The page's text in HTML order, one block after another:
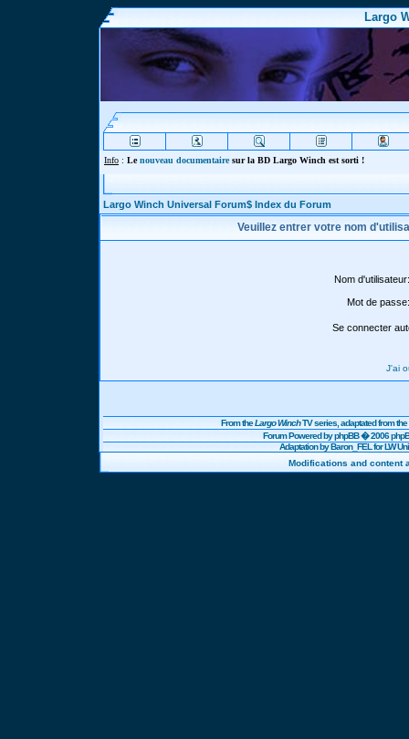
Largo
Info : Lenouveau documentairesur la BD Largo Winch est sorti !
Largo Winch Universal Forum$ Index du Forum
Veuillez entrer votre nom
Nom d'utilisateur:
Mot de passe:
Se connecter
J'ai
From theLargo WinchTV series, adaptated from
Forum Powered byphpBB� 2006
Adaptation by Baron_FEL for LW
Modifications and content